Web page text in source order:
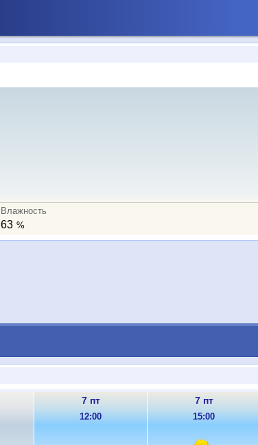
Влажность
63 %
7 пт 7 пт
12:00 15:00